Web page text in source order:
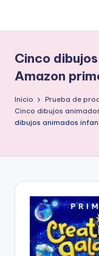
contenido
low-
cost
y
morir
en
Cinco
Amazon
Inicio
Prueba de
Cinco dibujos
dibujos animados